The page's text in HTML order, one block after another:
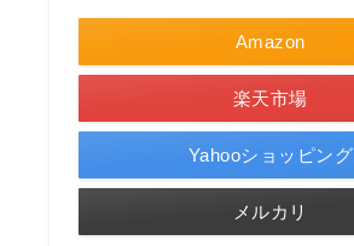
Amazon
楽天市場
Yahooショッピング
メルカリ